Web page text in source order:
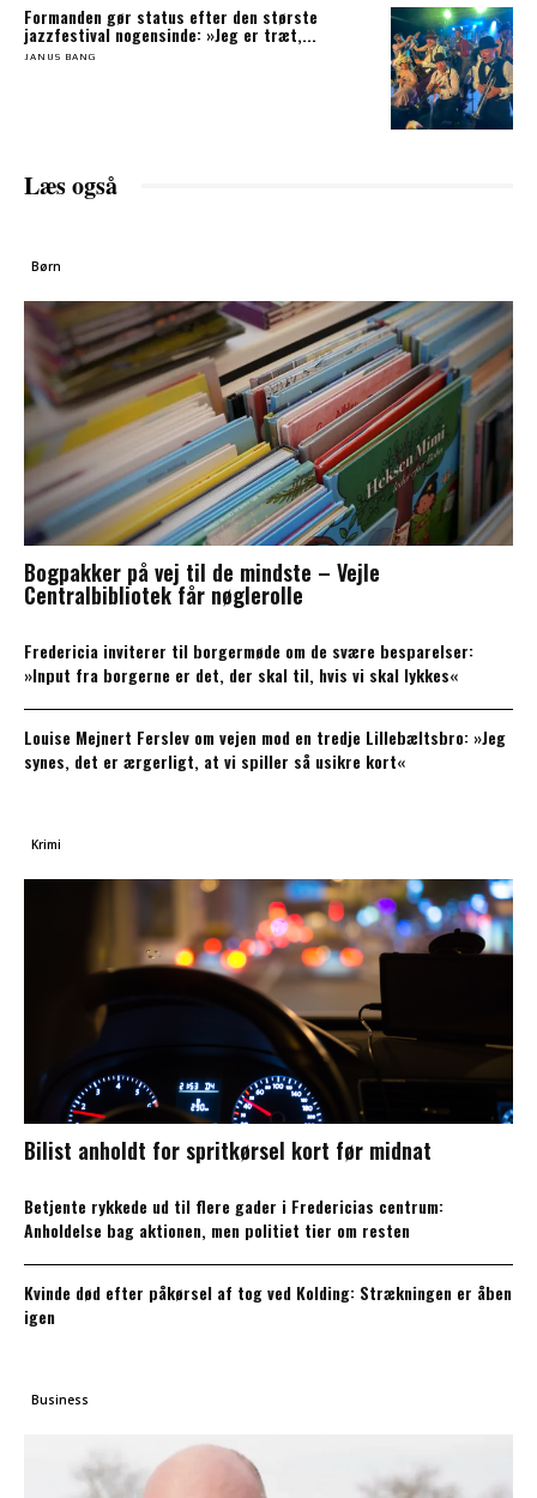
Formanden gør status efter den største
jazzfestival nogensinde: »Jeg er træt,...
JANUS BANG
Læs også
Børn
Bogpakker på vej til de mindste – Vejle
Centralbibliotek får nøglerolle
Fredericia inviterer til borgermøde om de svære besparelser:
»Input fra borgerne er det, der skal til, hvis vi skal lykkes«
Louise Mejnert Ferslev om vejen mod en tredje Lillebæltsbro: »Jeg
synes, det er ærgerligt, at vi spiller så usikre kort«
Krimi
Bilist anholdt for spritkørsel kort før midnat
Betjente rykkede ud til flere gader i Fredericias centrum:
Anholdelse bag aktionen, men politiet tier om resten
Kvinde død efter påkørsel af tog ved Kolding: Strækningen er åben
igen
Business